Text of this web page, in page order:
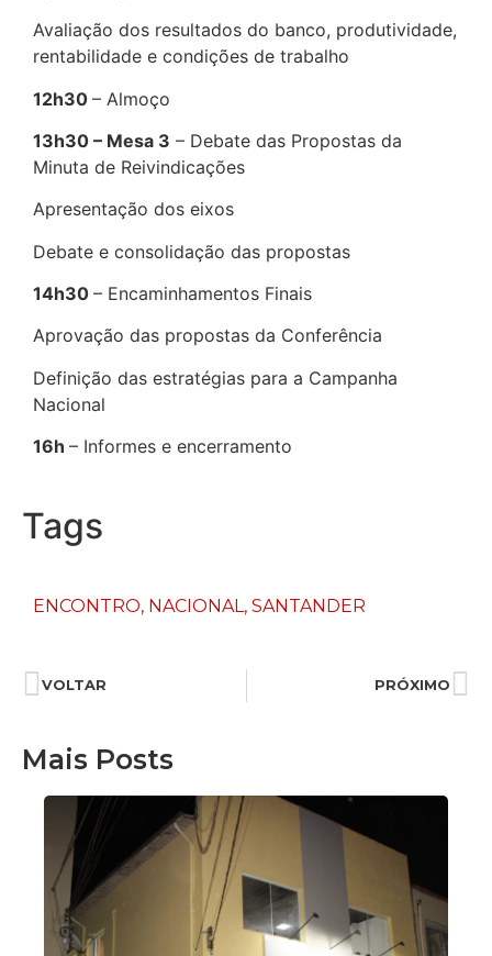
Avaliação dos resultados do banco, produtividade,
rentabilidade e condições de trabalho
12h30 – Almoço
13h30 – Mesa 3 – Debate das Propostas da
Minuta de Reivindicações
Apresentação dos eixos
Debate e consolidação das propostas
14h30 – Encaminhamentos Finais
Aprovação das propostas da Conferência
Definição das estratégias para a Campanha
Nacional
16h – Informes e encerramento
Tags
ENCONTRO, NACIONAL , SANTANDER
VOLTAR PRÓXIMO
Mais Posts